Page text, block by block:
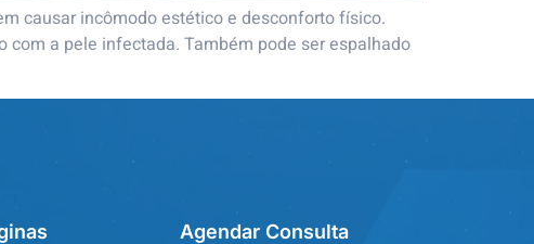
causar incômodo estético e desconforto físico.
com a pele infectada. Também pode ser espalhado
Agendar Consulta